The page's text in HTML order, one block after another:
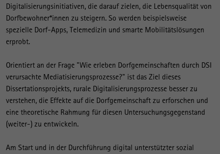
Digitalisierungsinitiativen, die darauf zielen, die Lebensqualität von
Dorfbewohner*innen zu steigern. So werden beispielsweise
spezielle Dorf-Apps, Telemedizin und smarte Mobilitätslösungen
erprobt.
Orientiert an der Frage "Wie erleben Dorfgemeinschaften durch DSI
verursachte Mediatisierungsprozesse?" ist das Ziel dieses
Dissertationsprojekts, rurale Digitalisierungsprozesse besser zu
verstehen, die Effekte auf die Dorfgemeinschaft zu erforschen und
eine theoretische Rahmung für diesen Untersuchungsgegenstand
(weiter-) zu entwickeln.
Am Start und in der Durchführung digital unterstützter sozial